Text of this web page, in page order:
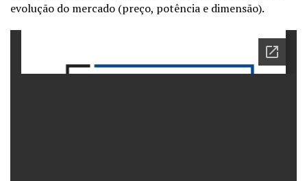
evolução do mercado (preço, potência e dimensão).